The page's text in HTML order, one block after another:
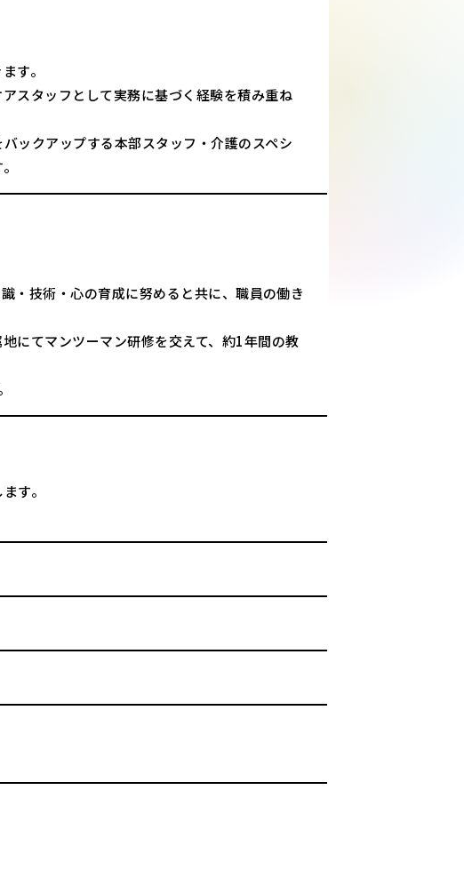
す。
スタッフとして実務に基づく経験を積み重ね
ックアップする本部スタッフ・介護のスペシ
・技術・心の育成に努めると共に、職員の働き
にてマンツーマン研修を交えて、約1年間の教
す。